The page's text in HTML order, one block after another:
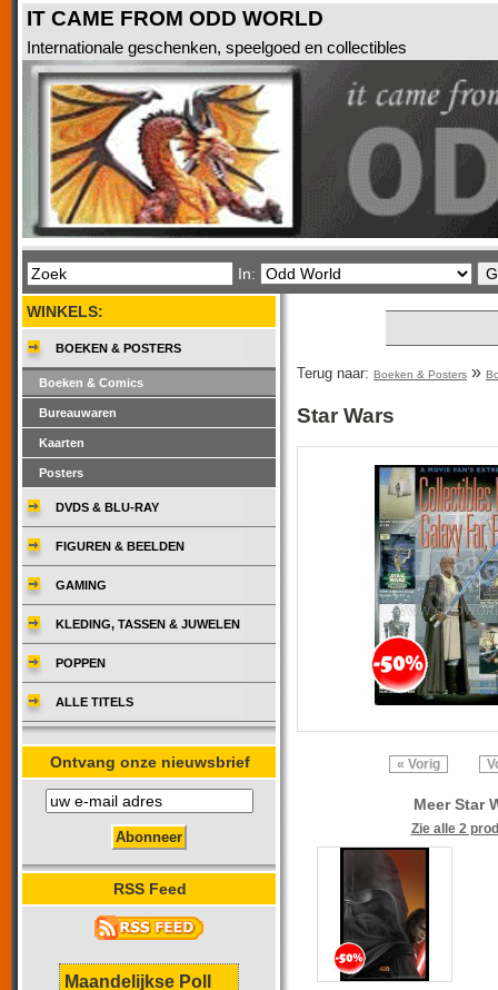
IT CAME FROM ODD WORLD
Internationale geschenken, speelgoed en collectibles
In:
Terug naar: Boeken & Posters »
Star Wars
« Vorig
Meer Star
Zie alle 2
WINKELS:
BOEKEN & POSTERS
Boeken & Comics
Bureauwaren
Kaarten
Posters
DVDS & BLU-RAY
FIGUREN & BEELDEN
GAMING
KLEDING, TASSEN & JUWELEN
POPPEN
ALLE TITELS
Ontvang onze nieuwsbrief
RSS Feed
Maandelijkse Poll